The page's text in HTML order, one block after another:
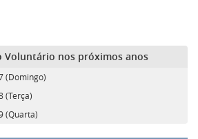
Voluntário nos próximos anos
(Domingo)
(Terça)
(Quarta)